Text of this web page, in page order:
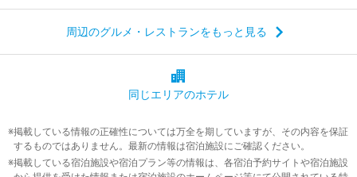
周辺のグルメ・レストランをもっと見る
同じエリアのホテル
掲載している情報の正確性については万全を期していますが、その内容を保証
するものではありません。最新の情報は宿泊施設にご確認ください。
掲載している宿泊施設や宿泊プラン等の情報は、各宿泊予約サイトや宿泊施設